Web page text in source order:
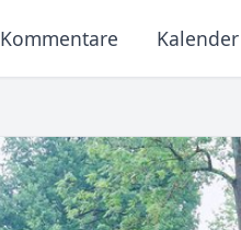
Kommentare Kalender